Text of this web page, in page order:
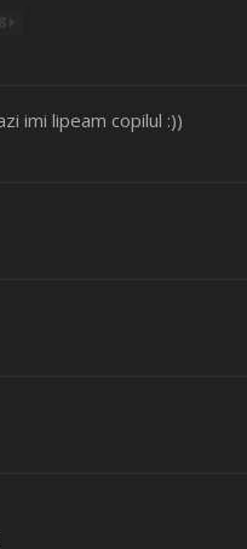
imi lipeam copilul :))